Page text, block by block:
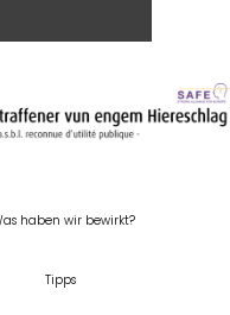
haben wir bewirkt?
Tipps